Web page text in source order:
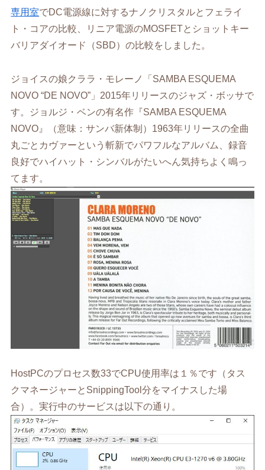
専用室でDC電源線に対するナノクリスタルとフェライ
ト・コアの比較、リニア電源のMOSFETとショットキー
バリアダイオード（SBD）の比較をしました。
ジョイスの娘クララ・モレーノ「SAMBA ESQUEMA
NOVO “DE NOVO”」2015年リリースのジャズ・ボッサで
す。ジョルジ・ベンの有名作『SAMBA ESQUEMA
NOVO』（意味：サンバ新体制）1963年リリースの全曲
丸ごとカヴァーという斬新でパワフルなアルバム、録音
良好でハイハット・シンバルがたいへん気持ちよく鳴っ
てます。
HostPCのプロセス数33でCPU使用率は１％です（タス
クマネージャーとSnippingTool分をマイナスした場
合）。実行中のサービスは以下の通り。